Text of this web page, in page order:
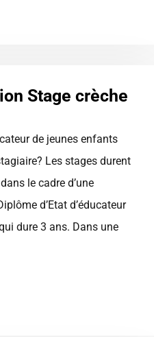
Stage crèche
de jeunes enfants
Les stages durent
le cadre d’une
d’Etat d’éducateur
dure 3 ans. Dans une